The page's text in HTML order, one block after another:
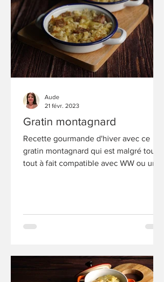
Gratin montagnard
Recette gourmande d'hiver avec ce
gratin montagnard qui est malgré tout
tout à fait compatible avec WW ou un
Aude
21 févr. 2023